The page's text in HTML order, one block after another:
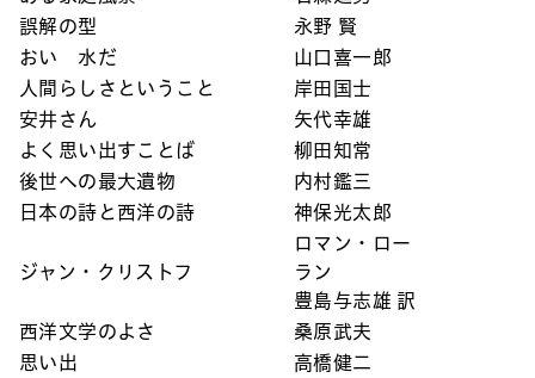
誤解の型
永野 賢
おい 水だ
山口喜一郎
人間らしさということ
岸田国士
安井さん
矢代幸雄
よく思い出すことば
柳田知常
後世への最大遺物
内村鑑三
日本の詩と西洋の詩
神保光太郎
ジャン・クリストフ
ロマン・ロー
ラン
豊島与志雄 訳
西洋文学のよさ
桑原武夫
思い出
高橋健二